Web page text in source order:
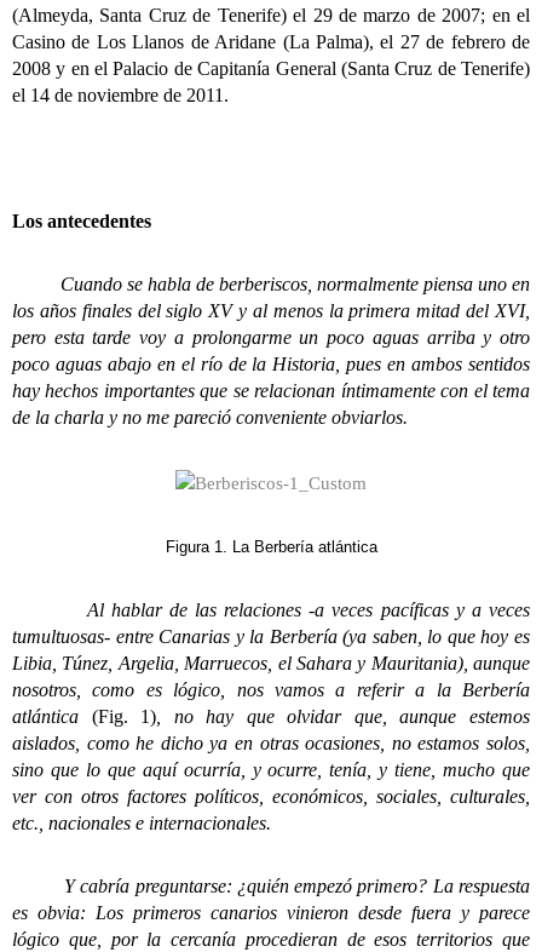
(Almeyda, Santa Cruz de Tenerife) el 29 de marzo de 2007; en el
Casino de Los Llanos de Aridane (La Palma), el 27 de febrero de
2008 y en el Palacio de Capitanía General (Santa Cruz de Tenerife)
el 14 de noviembre de 2011.
Los antecedentes
Cuando se habla de berberiscos, normalmente piensa uno en
los años finales del siglo XV y al menos la primera mitad del XVI,
pero esta tarde voy a prolongarme un poco aguas arriba y otro
poco aguas abajo en el río de la Historia, pues en ambos sentidos
hay hechos importantes que se relacionan íntimamente con el tema
de la charla y no me pareció conveniente obviarlos.
Figura 1. La Berbería atlántica
Al hablar de las relaciones -a veces pacíficas y a veces
tumultuosas- entre Canarias y la Berbería (ya saben, lo que hoy es
Libia, Túnez, Argelia, Marruecos, el Sahara y Mauritania), aunque
nosotros, como es lógico, nos vamos a referir a la Berbería
atlántica (Fig. 1) , no hay que olvidar que, aunque estemos
aislados, como he dicho ya en otras ocasiones, no estamos solos,
sino que lo que aquí ocurría, y ocurre, tenía, y tiene, mucho que
ver con otros factores políticos, económicos, sociales, culturales,
etc., nacionales e internacionales.
Y cabría preguntarse: ¿quién empezó primero? La respuesta
es obvia: Los primeros canarios vinieron desde fuera y parece
lógico que, por la cercanía procedieran de esos territorios que